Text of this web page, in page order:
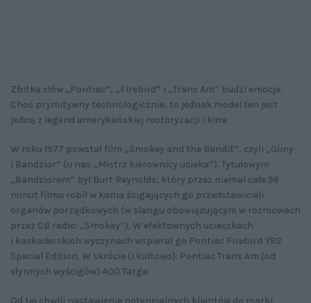
Zbitka słów „Pontiac”, „Firebird” i „Trans Am” budzi emocje.
Choć prymitywny technologicznie, to jednak model ten jest
jedną z legend amerykańskiej motoryzacji i kina.
W roku 1977 powstał film „Smokey and the Bandit”, czyli „Gliny
i Bandzior” (u nas „Mistrz kierownicy ucieka”). Tytułowym
„Bandziorem” był Burt Reynolds, który przez niemal całe 96
minut filmu robił w konia ścigających go przedstawicieli
organów porządkowych (w slangu obowiązującym w rozmowach
przez CB radio: „Smokey”). W efektownych ucieczkach
i kaskaderskich wyczynach wspierał go Pontiac Firebird Y82
Special Edition. W skrócie (i kultowo): Pontiac Trans Am (od
słynnych wyścigów) 400 Targa.